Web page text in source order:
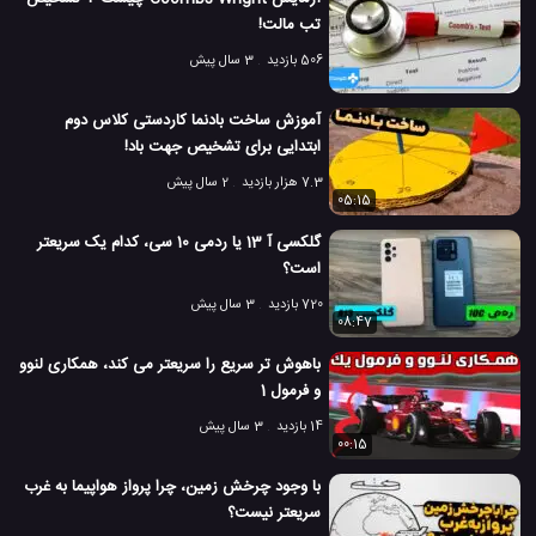
تب مالت!
506 بازدید 3 سال پیش
آموزش ساخت بادنما کاردستی کلاس دوم
ابتدایی برای تشخیص جهت باد!
7.3 هزار بازدید
2 سال پیش
05:15
گلکسی آ 13 یا ردمی 10 سی، کدام یک سریعتر
است؟
720 بازدید
3 سال پیش
08:47
باهوش تر سریع را سریعتر می کند، همکاری لنوو
و فرمول 1
14 بازدید
3 سال پیش
00:15
با وجود چرخش زمین، چرا پرواز هواپیما به غرب
سریعتر نیست؟